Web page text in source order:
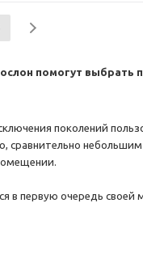
помогут
поколений
небольшим
в первую очередь своей